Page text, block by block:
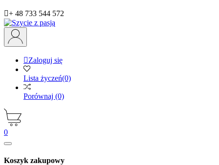
+ 48 733 544 572
Zaloguj się
Lista życzeń(0)
Porównaj (0)
0
Koszyk zakupowy